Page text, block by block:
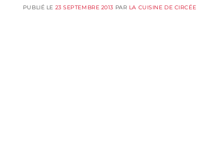
PUBLIÉ LE 23 SEPTEMBRE 2013 PAR LA CUISINE DE CIRCÉE